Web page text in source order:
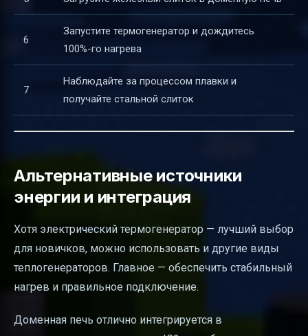
6
Запустите термогенератор и дождитесь
100%-го нагрева
7
Наблюдайте за процессом плавки и
получайте стальной слиток
Альтернативные источники
энергии и интеграция
Хотя электрический термогенератор — лучший выбор
для новичков, можно использовать и другие виды
теплогенераторов. Главное — обеспечить стабильный
нагрев и правильное подключение.
Доменная печь отлично интегрируется в